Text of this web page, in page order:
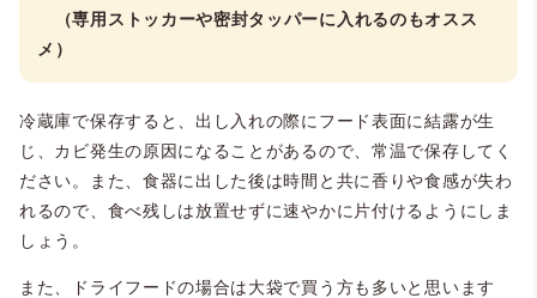
（専用ストッカーや密封タッパーに入れるのもオスス
メ）
冷蔵庫で保存すると、出し入れの際にフード表面に結露が生
じ、カビ発生の原因になることがあるので、常温で保存してく
ださい。また、食器に出した後は時間と共に香りや食感が失わ
れるので、食べ残しは放置せずに速やかに片付けるようにしま
しょう。
また、ドライフードの場合は大袋で買う方も多いと思います